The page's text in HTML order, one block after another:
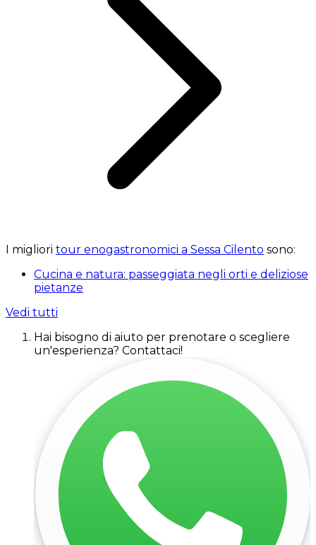
I migliori tour enogastronomici a Sessa Cilento sono:
Cucina e natura: passeggiata negli orti e deliziose
pietanze
Vedi tutti
Hai bisogno di aiuto per prenotare o scegliere
un'esperienza? Contattaci!